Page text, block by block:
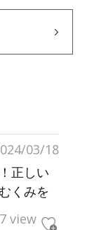
03/18
正しい
くみを
view